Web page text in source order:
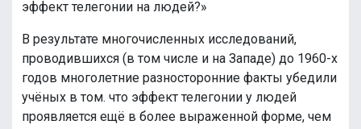
эффект телегонии на людей?»
В результате многочисленных исследований,
проводившихся (в том числе и на Западе) до 1960-х
годов многолетние разносторонние факты убедили
учёных в том. что эффект телегонии у людей
проявляется ещё в более выраженной форме, чем